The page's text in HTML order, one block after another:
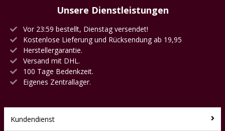
Unsere Dienstleistungen
Vor 23:59 bestellt, Dienstag versendet!
Kostenlose Lieferung und Rücksendung ab 19,95
Herstellergarantie.
Versand mit DHL.
100 Tage Bedenkzeit.
Eigenes Zentrallager.
Kundendienst